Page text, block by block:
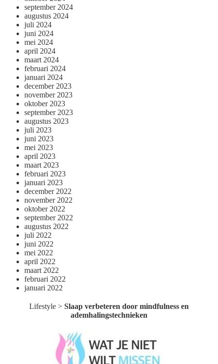
september 2024
augustus 2024
juli 2024
juni 2024
mei 2024
april 2024
maart 2024
februari 2024
januari 2024
december 2023
november 2023
oktober 2023
september 2023
augustus 2023
juli 2023
juni 2023
mei 2023
april 2023
maart 2023
februari 2023
januari 2023
december 2022
november 2022
oktober 2022
september 2022
augustus 2022
juli 2022
juni 2022
mei 2022
april 2022
maart 2022
februari 2022
januari 2022
Lifestyle > Slaap verbeteren door mindfulness en
ademhalingstechnieken